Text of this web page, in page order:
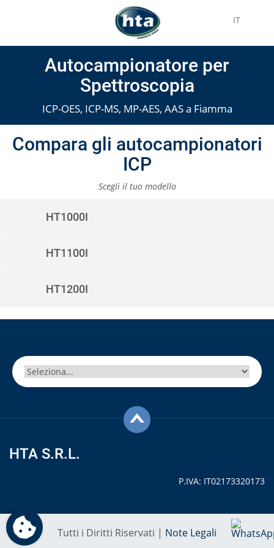
IT
Autocampionatore per
Spettroscopia
ICP-OES, ICP-MS, MP-AES, AAS a Fiamma
Compara gli autocampionatori
ICP
Scegli il tuo modello
HT1000I
HT1100I
HT1200I
HTA S.R.L.
P.IVA: IT02173320173
Tutti i Diritti Riservati | Note Legali